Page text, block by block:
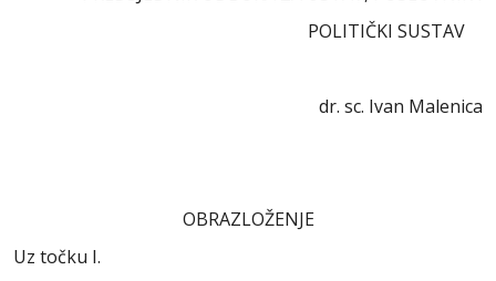
POLITIČKI SUSTAV
dr. sc. Ivan Malenica
OBRAZLOŽENJE
Uz točku I.